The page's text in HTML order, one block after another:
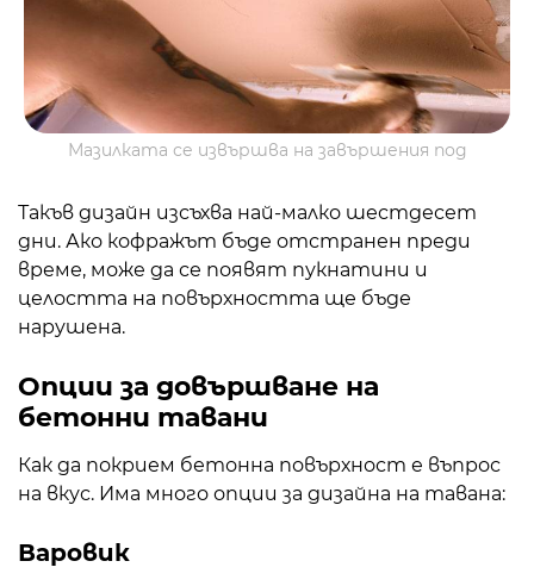
Мазилката се извършва на завършения под
Такъв дизайн изсъхва най-малко шестдесет
дни. Ако кофражът бъде отстранен преди
време, може да се появят пукнатини и
целостта на повърхността ще бъде
нарушена.
Опции за довършване на
бетонни тавани
Как да покрием бетонна повърхност е въпрос
на вкус. Има много опции за дизайна на тавана:
Варовик